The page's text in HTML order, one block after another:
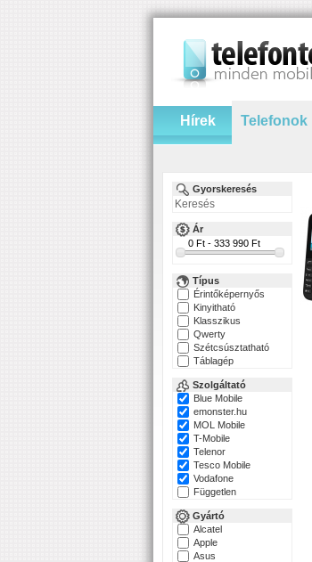
Hírek Telefonok
Gyorskeresés
Ár
Típus
Érintőképernyős
Kinyitható
Klasszikus
Qwerty
Szétcsúsztatható
Táblagép
Szolgáltató
Blue Mobile
emonster.hu
MOL Mobile
T-Mobile
Telenor
Tesco Mobile
Vodafone
Független
Gyártó
Alcatel
Apple
Asus